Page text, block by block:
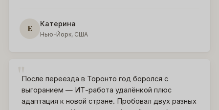
Е Катерина
Нью-Йорк, США
После переезда в Торонто год боролся с
выгоранием — ИТ-работа удалёнкой плюс
адаптация к новой стране. Пробовал двух разных